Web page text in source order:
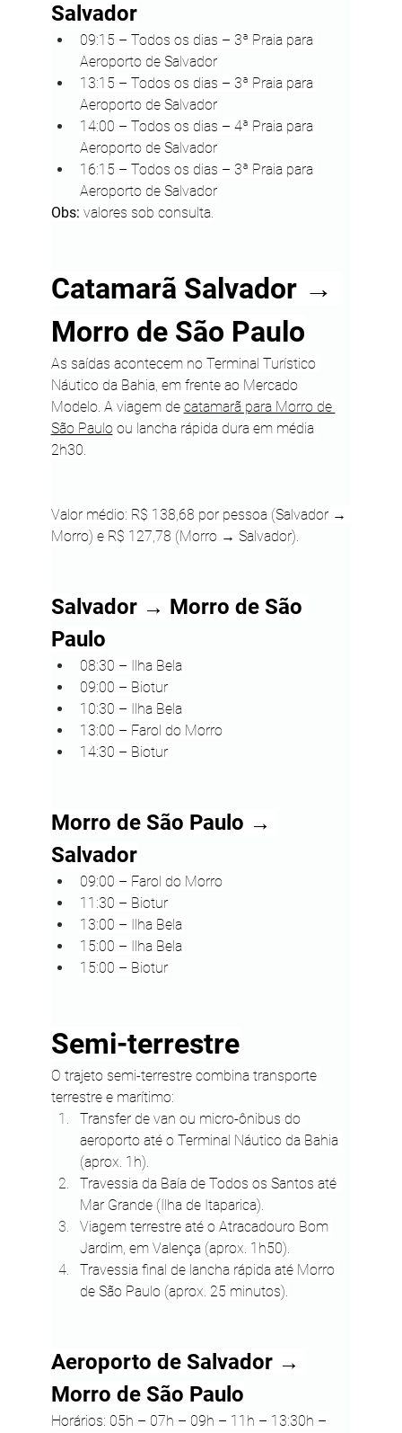
Salvador
09:15 – Todos os dias – 3ª Praia para
Aeroporto de Salvador
13:15 – Todos os dias – 3ª Praia para
Aeroporto de Salvador
14:00 – Todos os dias – 4ª Praia para
Aeroporto de Salvador
16:15 – Todos os dias – 3ª Praia para
Aeroporto de Salvador
Obs: valores sob consulta.
Catamarã Salvador →
Morro de São Paulo
As saídas acontecem no Terminal Turístico
Náutico da Bahia, em frente ao Mercado
Modelo. A viagem de catamarã para Morro de
São Paulo ou lancha rápida dura em média
2h30.
Valor médio: R$ 138,68 por pessoa (Salvador →
Morro) e R$ 127,78 (Morro → Salvador).
Salvador → Morro de São
Paulo
08:30 – Ilha Bela
09:00 – Biotur
10:30 – Ilha Bela
13:00 – Farol do Morro
14:30 – Biotur
Morro de São Paulo →
Salvador
09:00 – Farol do Morro
11:30 – Biotur
13:00 – Ilha Bela
15:00 – Ilha Bela
15:00 – Biotur
Semi-terrestre
O trajeto semi-terrestre combina transporte
terrestre e marítimo:
Transfer de van ou micro-ônibus do
aeroporto até o Terminal Náutico da Bahia
(aprox. 1h).
Travessia da Baía de Todos os Santos até
Mar Grande (Ilha de Itaparica).
Viagem terrestre até o Atracadouro Bom
Jardim, em Valença (aprox. 1h50).
Travessia final de lancha rápida até Morro
de São Paulo (aprox. 25 minutos).
Aeroporto de Salvador →
Morro de São Paulo
Horários: 05h – 07h – 09h – 11h – 13:30h –